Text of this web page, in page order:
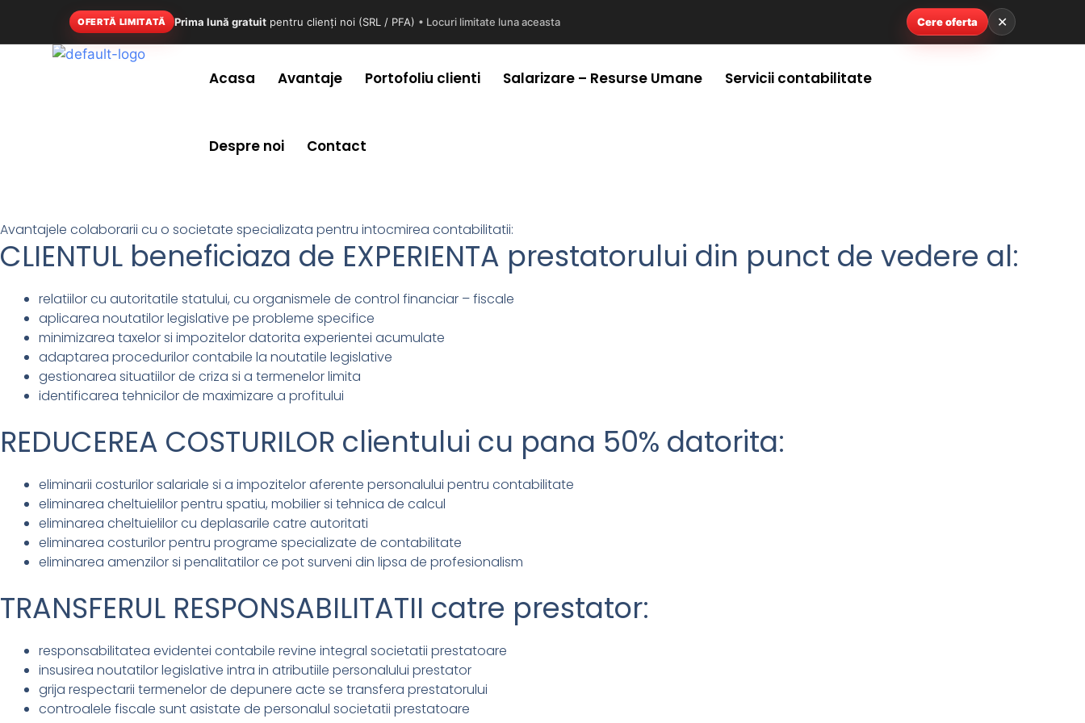
OFERTĂ LIMITATĂ Prima lună gratuitpentru clienți noi (SRL / PFA) • Locuri limitate luna aceasta Cere oferta ✕
Acasa Avantaje Portofoliu clienti Salarizare – Resurse Umane Servicii contabilitate
Despre noi Contact
Avantajele colaborarii cu o societate specializata pentru intocmirea contabilitatii:
CLIENTUL beneficiaza de EXPERIENTA prestatorului din punct de vedere al:
relatiilor cu autoritatile statului, cu organismele de control financiar – fiscale
aplicarea noutatilor legislative pe probleme specifice
minimizarea taxelor si impozitelor datorita experientei acumulate
adaptarea procedurilor contabile la noutatile legislative
gestionarea situatiilor de criza si a termenelor limita
identificarea tehnicilor de maximizare a profitului
REDUCEREA COSTURILOR clientului cu pana 50% datorita:
eliminarii costurilor salariale si a impozitelor aferente personalului pentru contabilitate
eliminarea cheltuielilor pentru spatiu, mobilier si tehnica de calcul
eliminarea cheltuielilor cu deplasarile catre autoritati
eliminarea costurilor pentru programe specializate de contabilitate
eliminarea amenzilor si penalitatilor ce pot surveni din lipsa de profesionalism
TRANSFERUL RESPONSABILITATII catre prestator:
responsabilitatea evidentei contabile revine integral societatii prestatoare
insusirea noutatilor legislative intra in atributiile personalului prestator
grija respectarii termenelor de depunere acte se transfera prestatorului
controalele fiscale sunt asistate de personalul societatii prestatoare